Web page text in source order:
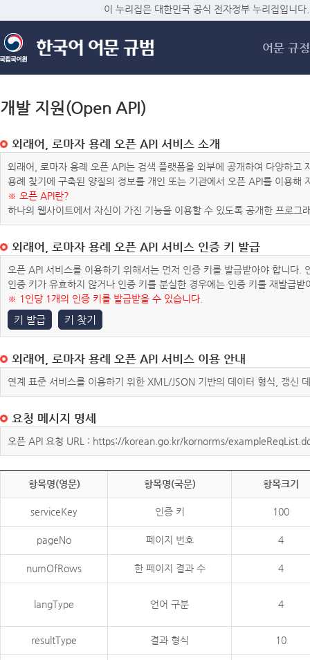
메
이 누리집은 대한민국 공식 전자정부 누리집입니다.
어문 규정
개발 지원(Open API)
외래어, 로마자 용례 오픈 API 서비스 소개
외래어, 로마자 용례 오픈 API는 검색 플랫폼을 외부에 공개하여 다양하
용례 찾기에 구축된 양질의 정보를 개인 또는 기관에서 오픈 API를 이용해
※ 오픈 API란?
하나의 웹사이트에서 자신이 가진 기능을 이용할 수 있도록 공개한 프로그
외래어, 로마자 용례 오픈 API 서비스 인증 키 발급
오픈 API 서비스를 이용하기 위해서는 먼저 인증 키를 발급받아야 합니다
인증 키가 유효하지 않거나 인증 키를 분실한 경우에는 인증 키를 재발급받
※ 1인당 1개의 인증 키를 발급받을 수 있습니다.
키 발급 키 찾기
외래어, 로마자 용례 오픈 API 서비스 이용 안내
연계 표준 서비스를 이용하기 위한 XML/JSON 기반의 데이터 형식, 갱신
요청 메시지 명세
오픈 API 요청 URL : https://korean.go.kr/kornorms/
항목명(영문) 항목명(국문) 항목크기
serviceKey 인증 키 100
pageNo 페이지 번호 4
numOfRows 한 페이지 결과 수 4
langType 언어 구분 4
resultType 결과 형식 10